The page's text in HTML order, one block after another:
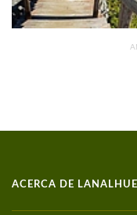
ACERCA DE